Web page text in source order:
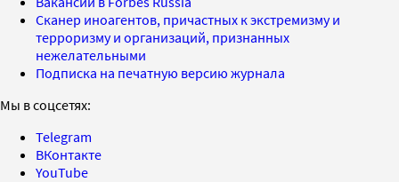
Сканер иноагентов, причастных к экстремизму и
терроризму и организаций, признанных
нежелательными
Подписка на печатную версию журнала
Мы в соцсетях:
Telegram
ВКонтакте
YouTube